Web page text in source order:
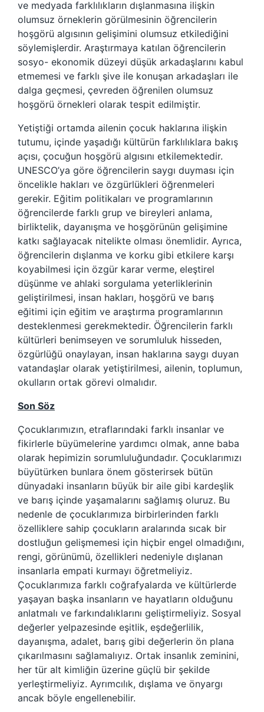
ve medyada farklılıkların dışlanmasına ilişkin
olumsuz örneklerin görülmesinin öğrencilerin
hoşgörü algısının gelişimini olumsuz etkilediğini
söylemişlerdir. Araştırmaya katılan öğrencilerin
sosyo- ekonomik düzeyi düşük arkadaşlarını kabul
etmemesi ve farklı şive ile konuşan arkadaşları ile
dalga geçmesi, çevreden öğrenilen olumsuz
hoşgörü örnekleri olarak tespit edilmiştir.
Yetiştiği ortamda ailenin çocuk haklarına ilişkin
tutumu, içinde yaşadığı kültürün farklılıklara bakış
açısı, çocuğun hoşgörü algısını etkilemektedir.
UNESCO’ya göre öğrencilerin saygı duyması için
öncelikle hakları ve özgürlükleri öğrenmeleri
gerekir. Eğitim politikaları ve programlarının
öğrencilerde farklı grup ve bireyleri anlama,
birliktelik, dayanışma ve hoşgörünün gelişimine
katkı sağlayacak nitelikte olması önemlidir. Ayrıca,
öğrencilerin dışlanma ve korku gibi etkilere karşı
koyabilmesi için özgür karar verme, eleştirel
düşünme ve ahlaki sorgulama yeterliklerinin
geliştirilmesi, insan hakları, hoşgörü ve barış
eğitimi için eğitim ve araştırma programlarının
desteklenmesi gerekmektedir. Öğrencilerin farklı
kültürleri benimseyen ve sorumluluk hisseden,
özgürlüğü onaylayan, insan haklarına saygı duyan
vatandaşlar olarak yetiştirilmesi, ailenin, toplumun,
okulların ortak görevi olmalıdır.
Son Söz
Çocuklarımızın, etraflarındaki farklı insanlar ve
fikirlerle büyümelerine yardımcı olmak, anne baba
olarak hepimizin sorumluluğundadır. Çocuklarımızı
büyütürken bunlara önem gösterirsek bütün
dünyadaki insanların büyük bir aile gibi kardeşlik
ve barış içinde yaşamalarını sağlamış oluruz. Bu
nedenle de çocuklarımıza birbirlerinden farklı
özelliklere sahip çocukların aralarında sıcak bir
dostluğun gelişmemesi için hiçbir engel olmadığını,
rengi, görünümü, özellikleri nedeniyle dışlanan
insanlarla empati kurmayı öğretmeliyiz.
Çocuklarımıza farklı coğrafyalarda ve kültürlerde
yaşayan başka insanların ve hayatların olduğunu
anlatmalı ve farkındalıklarını geliştirmeliyiz. Sosyal
değerler yelpazesinde eşitlik, eşdeğerlilik,
dayanışma, adalet, barış gibi değerlerin ön plana
çıkarılmasını sağlamalıyız. Ortak insanlık zeminini,
her tür alt kimliğin üzerine güçlü bir şekilde
yerleştirmeliyiz. Ayrımcılık, dışlama ve önyargı
ancak böyle engellenebilir.